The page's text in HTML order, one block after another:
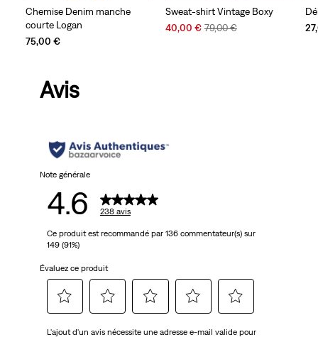
Chemise Denim manche
courte Logan
75,00 €
Sweat-shirt Vintage Boxy
Sale
40,00 € Original
79,00 €
Avis
Note générale
4.6 238 avis
Ce produit est recommandé par 136 commentateur(s) sur
149 (91%)
Évaluez ce produit
pour
pour
pour
pour
pour
L'ajout d'un avis nécessite une adresse e-mail valide pour